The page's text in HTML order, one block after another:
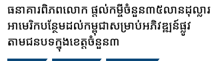
ធនាគារ​ពិភពលោក​ ផ្ដល់​កម្ចី​​ចំនួន៣៥​លានដុល្លារ​
អាមេរិក​​បន្ថែម​ដល់​កម្ពុជា​សម្រាប់អភិវឌ្ឍន៍ផ្លូវ​
តាមជន​បទក្នុង​ខេត្តចំនួន៣​